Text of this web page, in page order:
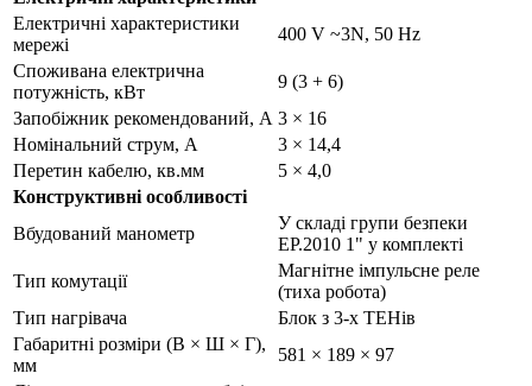
Електричні характеристики
мережі
400 V ~3N, 50 Hz
Споживана електрична
потужність, кВт
9 (3 + 6)
Запобіжник рекомендований, А 3 × 16
Номінальний струм, А
3 × 14,4
Перетин кабелю, кв.мм
5 × 4,0
Конструктивні особливості
Вбудований манометр
У складі групи безпеки
EP.2010 1" у комплекті
Тип комутації
Магнітне імпульсне реле
(тиха робота)
Тип нагрівача
Блок з 3-х ТЕНів
Габаритні розміри (В × Ш × Г),
мм
581 × 189 × 97